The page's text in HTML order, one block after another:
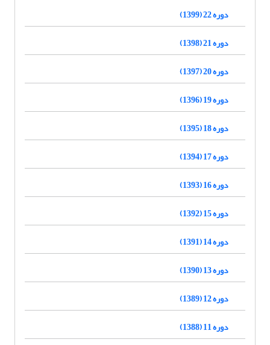
دوره 22 (1399)
دوره 21 (1398)
دوره 20 (1397)
دوره 19 (1396)
دوره 18 (1395)
دوره 17 (1394)
دوره 16 (1393)
دوره 15 (1392)
دوره 14 (1391)
دوره 13 (1390)
دوره 12 (1389)
دوره 11 (1388)